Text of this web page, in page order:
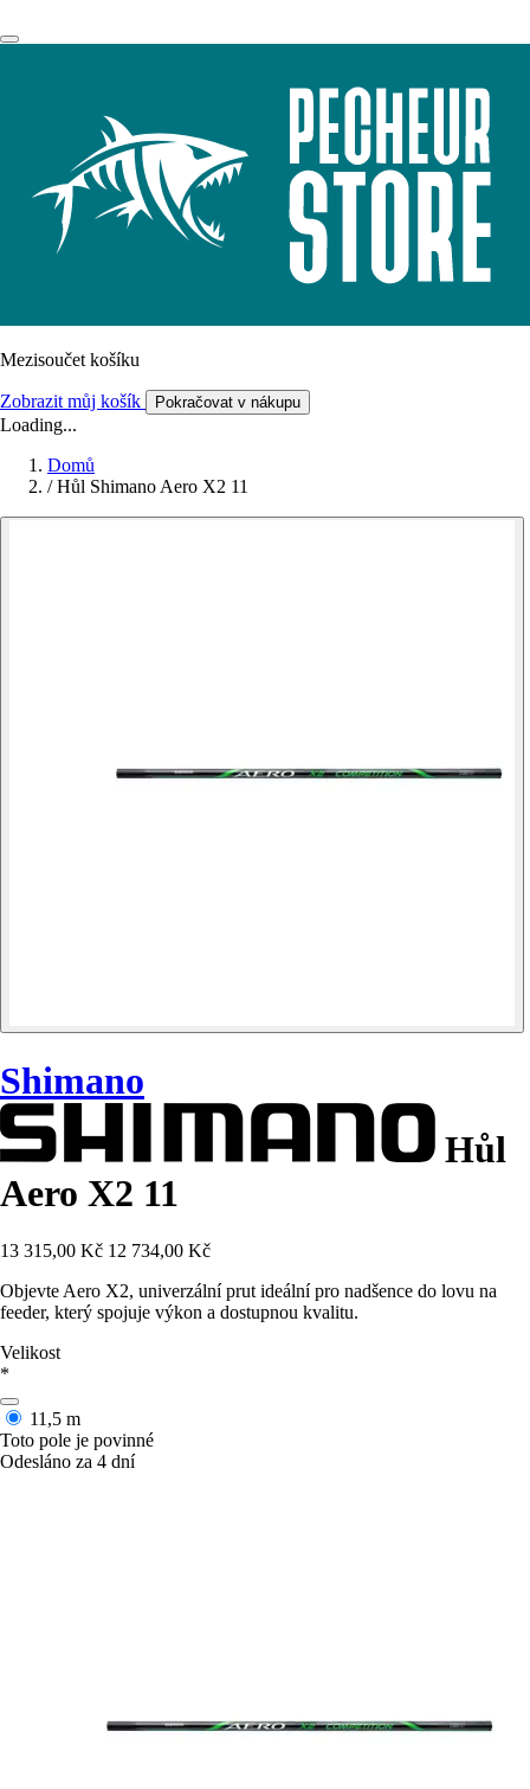
Mezisoučet košíku
Zobrazit můj košík Pokračovat v nákupu
Loading...
Domů
/ Hůl Shimano Aero X2 11
Shimano
Hůl
Aero X2 11
13 315,00 Kč 12 734,00 Kč
Objevte Aero X2, univerzální prut ideální pro nadšence do lovu na
feeder, který spojuje výkon a dostupnou kvalitu.
Velikost
*
11,5 m
Toto pole je povinné
Odesláno za 4 dní